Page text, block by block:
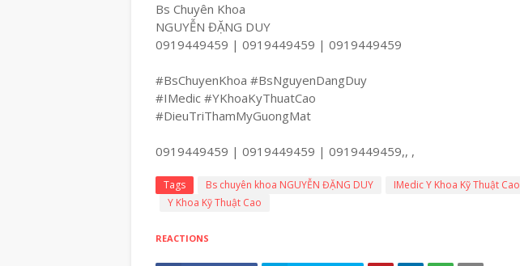
Bs Chuyên Khoa
NGUYỄN ĐẶNG DUY
0919449459 | 0919449459 | 0919449459
#BsChuyenKhoa #BsNguyenDangDuy
#IMedic #YKhoaKyThuatCao
#DieuTriThamMyGuongMat
0919449459 | 0919449459 | 0919449459,, ,
Tags Bs chuyên khoa NGUYỄN ĐẶNG DUY IMedic Y Khoa Kỹ Thuật Cao
Y Khoa Kỹ Thuật Cao
REACTIONS